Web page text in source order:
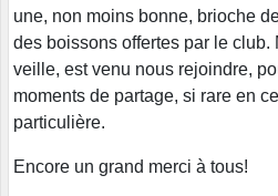
une, non moins bonne, brioche
des boissons offertes par le
veille, est venu nous rejoindre,
moments de partage, si rare en
particulière.
Encore un grand merci à tous!